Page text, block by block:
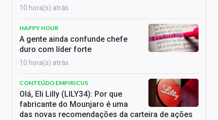
10 hora(s) atrás
HAPPY HOUR
A gente ainda confunde chefe
duro com líder forte
10 hora(s) atrás
CONTEÚDO EMPIRICUS
Olá, Eli Lilly (LILY34): Por que
fabricante do Mounjaro é uma
das novas recomendações da carteira de ações